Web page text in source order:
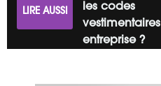
LIRE AUSSI
les codes
entreprise ?